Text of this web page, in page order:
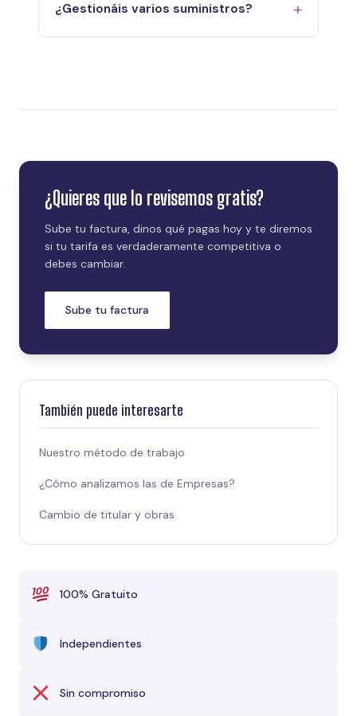
¿Gestionáis varios suministros?
¿Quieres que lo revisemos gratis?
Sube tu factura, dinos qué pagas hoy y te diremos
si tu tarifa es verdaderamente competitiva o
debes cambiar.
Sube tu factura
También puede interesarte
Nuestro método de trabajo
¿Cómo analizamos las de Empresas?
Cambio de titular y obras
100% Gratuito
Independientes
Sin compromiso